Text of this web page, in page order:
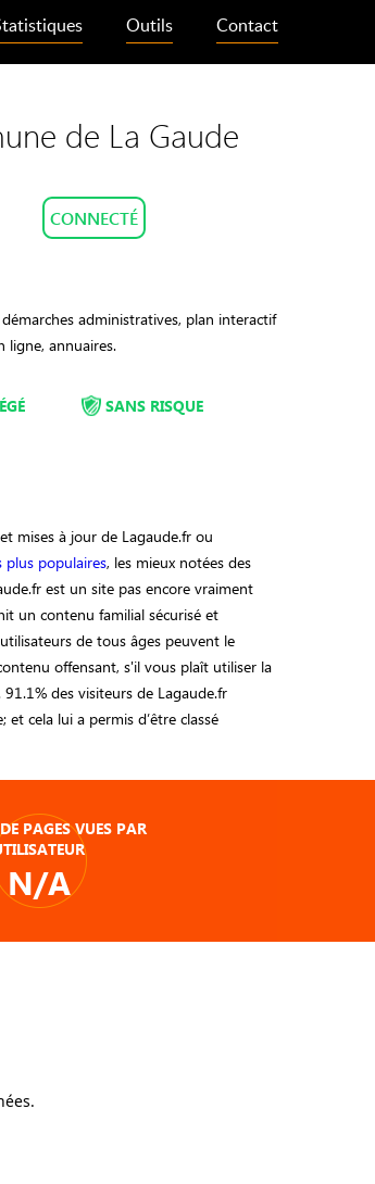
Outils Contact
de La Gaude
CONNECTÉ
administratives, plan interactif
ligne, annuaires.
SANS RISQUE
mises à jour de Lagaude.fr ou
plus populaires, les mieux notées des
est un site pas encore vraiment
un contenu familial sécurisé et
de tous âges peuvent le
offensant, s'il vous plaît utiliser la
des visiteurs de Lagaude.fr
cela lui a permis d’être classé
PAGES VUES PAR
N/A